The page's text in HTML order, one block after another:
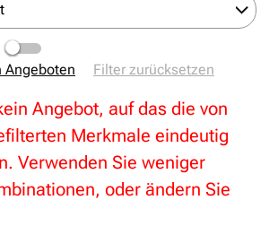
Angeboten
Filter zurücksetzen
Angebot, auf das die von
Merkmale eindeutig
Verwenden Sie weniger
oder ändern Sie